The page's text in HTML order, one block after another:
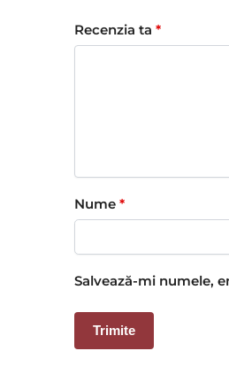
Recenzia ta *
Nume *
Salvează-mi numele,